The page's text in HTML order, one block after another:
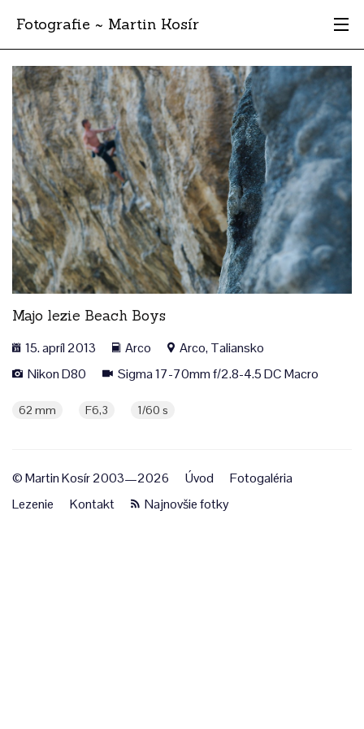
Fotografie ~ Martin Kosír
Moje obľúbené
Albumy
Miesta
Archív
Vyhľadávanie
Majo lezie Beach Boys
15. apríl 2013 Arco
Arco, Taliansko
Nikon D80
Sigma 17-70mm f/2.8-4.5 DC Macro
62 mm F6,3 1/60 s
© Martin Kosír 2003—2026 Úvod
Fotogaléria
Lezenie
Kontakt Najnovšie fotky